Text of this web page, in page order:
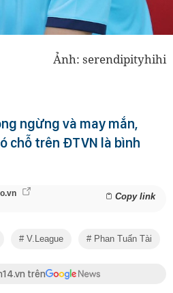
Ảnh: serendipityhihi
ngừng và may mắn,
chỗ trên ĐTVN là bình
Copy link
V.League Phan Tuấn Tài
trên